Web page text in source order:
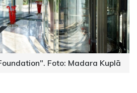
Foto: Madara Kuplā